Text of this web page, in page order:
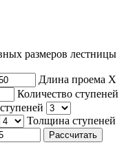
размеров лестницы
Длина проема X
Количество ступеней
Толщина ступеней